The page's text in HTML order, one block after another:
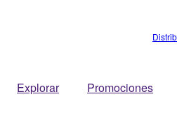
Explorar Promociones